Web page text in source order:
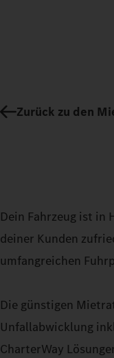
Zurück zu den
Dein Fahrzeug ist in
deiner Kunden
umfangreichen
Die günstigen
Unfallabwicklung
CharterWay